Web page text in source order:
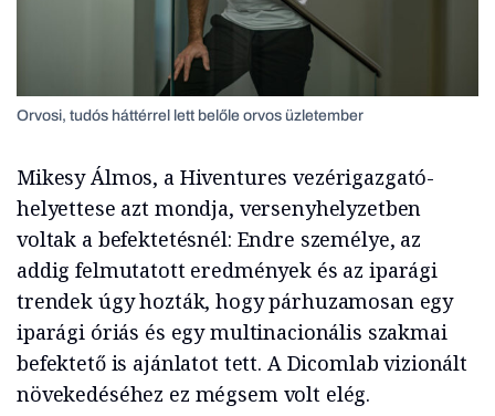
Orvosi, tudós háttérrel lett belőle orvos üzletember
Mikesy Álmos, a Hiventures vezérigazgató-
helyettese azt mondja, versenyhelyzetben
voltak a befektetésnél: Endre személye, az
addig felmutatott eredmények és az iparági
trendek úgy hozták, hogy párhuzamosan egy
iparági óriás és egy multinacionális szakmai
befektető is ajánlatot tett. A Dicomlab vizionált
növekedéséhez ez mégsem volt elég.